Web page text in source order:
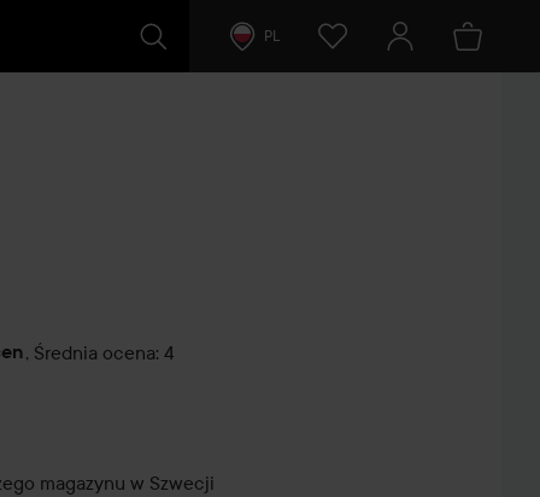
PL
, Średnia ocena: 4
magazynu w Szwecji